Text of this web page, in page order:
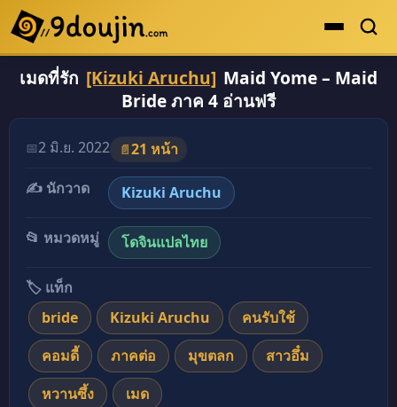
ดูเยอะสุด
คะแนนเยอะสุด
ระดับตำนาน
ยอดนิยม
เรื่องที่เก็บไว้
เมดที่รัก [Kizuki Aruchu] Maid Yome – Maid
Bride ภาค 4 อ่านฟรี
📅2 มิ.ย. 2022 📄21 หน้า
✍️ นักวาด
Kizuki Aruchu
📂 หมวดหมู่ โดจินแปลไทย
🏷️ แท็ก
bride
Kizuki Aruchu
คนรับใช้
คอมดี้
ภาคต่อ มุขตลก
สาวอึ๋ม
หวานซึ้ง
เมด